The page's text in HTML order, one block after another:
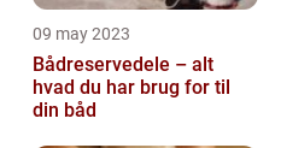
09 may 2023
Bådreservedele – alt
hvad du har brug for til
din båd